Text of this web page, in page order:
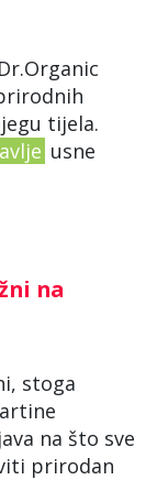
tijela.
usne
na
stoga
na što sve
prirodan